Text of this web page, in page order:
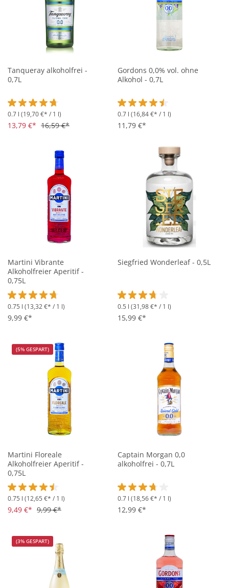
Tanqueray alkoholfrei -
0,7L
Durchschnittliche Bewertung von 4.8 von 5 Sternen
0.7 l (19,70 €* / 1 l)
13,79 €* 16,59 €*
Gordons 0,0% vol. ohne
Alkohol - 0,7L
Durchschnittliche Bewertung
0.7 l (16,84 €* / 1 l)
11,79 €*
Martini Vibrante
Alkoholfreier Aperitif -
0,75L
Durchschnittliche Bewertung von 4.7 von 5 Sternen
0.75 l (13,32 €* / 1 l)
9,99 €*
Siegfried Wonderleaf - 0,5L
Durchschnittliche Bewertung
0.5 l (31,98 €* / 1 l)
15,99 €*
(5% GESPART)
Martini Floreale
Alkoholfreier Aperitif -
0,75L
Durchschnittliche Bewertung von 4.5 von 5 Sternen
0.75 l (12,65 €* / 1 l)
9,49 €* 9,99 €*
Captain Morgan 0,0
alkoholfrei - 0,7L
Durchschnittliche Bewertung
0.7 l (18,56 €* / 1 l)
12,99 €*
(3% GESPART)